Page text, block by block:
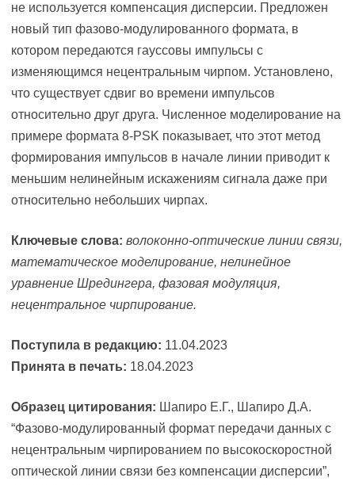
не используется компенсация дисперсии. Предложен
новый тип фазово-модулированного формата, в
котором передаются гауссовы импульсы с
изменяющимся нецентральным чирпом. Установлено,
что существует сдвиг во времени импульсов
относительно друг друга. Численное моделирование на
примере формата 8-PSK показывает, что этот метод
формирования импульсов в начале линии приводит к
меньшим нелинейным искажениям сигнала даже при
относительно небольших чирпах.
Ключевые слова: волоконно-оптические линии связи,
математическое моделирование, нелинейное
уравнение Шредингера, фазовая модуляция,
нецентральное чирпирование.
Поступила в редакцию: 11.04.2023
Принята в печать: 18.04.2023
Образец цитирования: Шапиро Е.Г., Шапиро Д.А.
“Фазово-модулированный формат передачи данных с
нецентральным чирпированием по высокоскоростной
оптической линии связи без компенсации дисперсии”,